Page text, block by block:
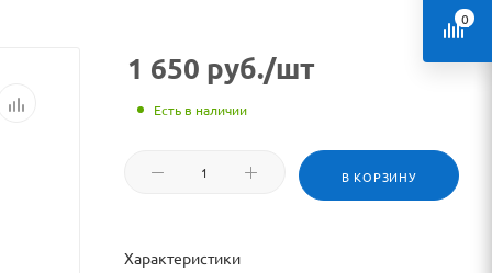
1 650 руб./шт
Есть в наличии
В КОРЗИНУ
Характеристики
0